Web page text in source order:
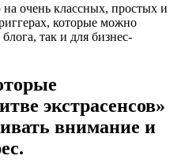
очень классных, простых и
которые можно
так и для бизнес-
экстрасенсов»
внимание и